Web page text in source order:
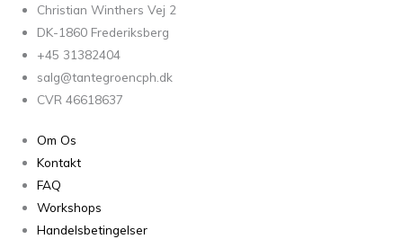
Christian Winthers Vej 2
DK-1860 Frederiksberg
+45 31382404
salg@tantegroencph.dk
CVR 46618637
Om Os
Kontakt
FAQ
Workshops
Handelsbetingelser